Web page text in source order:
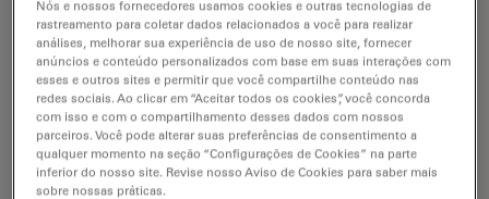
Nós e nossos fornecedores usamos cookies e outras tecnologias de
rastreamento para coletar dados relacionados a você para realizar
análises, melhorar sua experiência de uso de nosso site, fornecer
anúncios e conteúdo personalizados com base em suas interações com
esses e outros sites e permitir que você compartilhe conteúdo nas
redes sociais. Ao clicar em “Aceitar todos os cookies”, você concorda
com isso e com o compartilhamento desses dados com nossos
parceiros. Você pode alterar suas preferências de consentimento a
qualquer momento na seção “Configurações de Cookies” na parte
inferior do nosso site. Revise nosso Aviso de Cookies para saber mais
sobre nossas práticas.